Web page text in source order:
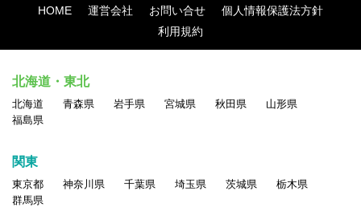
HOME 運営会社 お問い合せ
個人情報保護法方針
利用規約
北海道・東北
北海道 青森県 岩手県 宮城県 秋田県
山形県
福島県
関東
東京都 神奈川県 千葉県 埼玉県 茨城県
栃木県
群馬県